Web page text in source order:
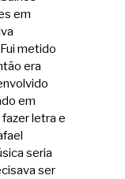
em
metido
era
em
letra e
seria
ser